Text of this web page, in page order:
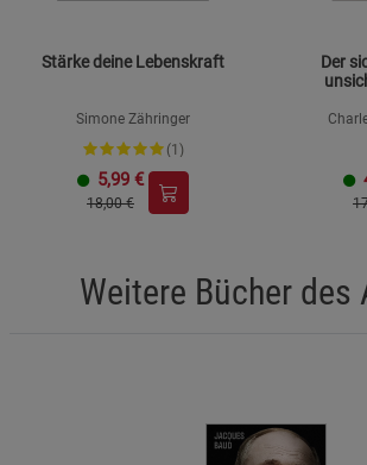
Stärke deine Lebenskraft
Simone Zähringer
(1)
5,99 €
18,00 €
Der
Weitere Bücher des